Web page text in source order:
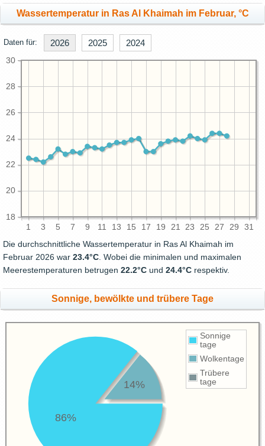
Wassertemperatur in Ras Al Khaimah im Februar, °C
Daten für: 2026 2025 2024
1 3 5 7 9 11 13 15 17 19 21 23 25 27 29 31
18
20
22
24
26
28
30
Die durchschnittliche Wassertemperatur in Ras Al Khaimah im
Februar 2026 war 23.4°C . Wobei die minimalen und maximalen
Meerestemperaturen betrugen 22.2°C und 24.4°C respektiv.
Sonnige, bewölkte und trübere Tage
Sonnige
tage
Wolkentage
Trübere
tage
86%
14%